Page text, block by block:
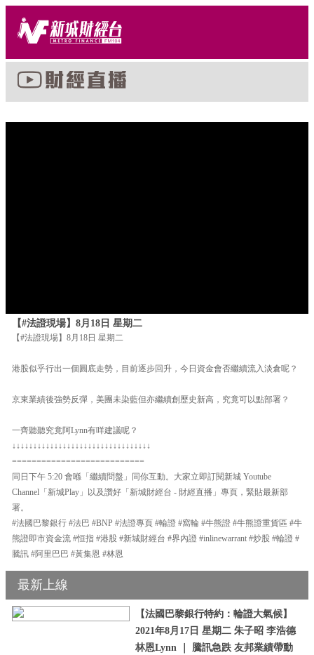
【#法證現場】8月18日 星期二
【#法證現場】8月18日 星期二
港股似乎行出一個圓底走勢，目前逐步回升，今日資金會否繼續流入淡倉呢？
京東業績後強勢反彈，美團未染藍但亦繼續創歷史新高，究竟可以點部署？
一齊聽聽究竟阿Lynn有咩建議呢？
↓↓↓↓↓↓↓↓↓↓↓↓↓↓↓↓↓↓↓↓↓↓↓↓↓↓↓↓↓↓↓↓↓
===========================
同日下午 5:20 會喺「繼續問盤」同你互動。大家立即訂閱新城 Youtube
Channel「新城Play」以及讚好「新城財經台 - 財經直播」專頁，緊貼最新部
署。
#法國巴黎銀行 #法巴 #BNP #法證專頁 #輪證 #窩輪 #牛熊證 #牛熊證重貨區 #牛
熊證即市資金流 #恒指 #港股 #新城財經台 #界內證 #inlinewarrant #炒股 #輪證 #
騰訊 #阿里巴巴 #黃集恩 #林恩
最新上線
【法國巴黎銀行特約：輪證大氣候】
2021年8月17日 星期二 朱子昭 李浩德
林恩Lynn ｜ 騰訊急跌 友邦業績帶動